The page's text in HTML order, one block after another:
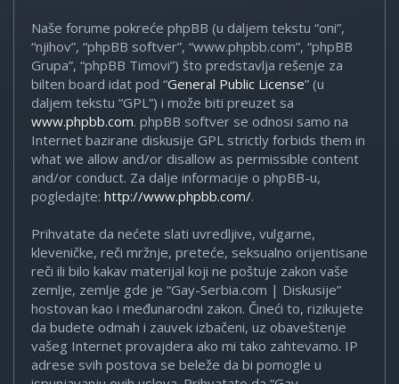
Naše forume pokreće phpBB (u daljem tekstu “oni”,
“njihov”, “phpBB softver”, “www.phpbb.com”, “phpBB
Grupa”, “phpBB Timovi”) što predstavlja rešenje za
bilten board idat pod “General Public License” (u
daljem tekstu “GPL”) i može biti preuzet sa
www.phpbb.com. phpBB softver se odnosi samo na
Internet bazirane diskusije GPL strictly forbids them in
what we allow and/or disallow as permissible content
and/or conduct. Za dalje informacije o phpBB-u,
pogledajte: http://www.phpbb.com/.
Prihvatate da nećete slati uvredljive, vulgarne,
kleveničke, reči mržnje, preteće, seksualno orijentisane
reči ili bilo kakav materijal koji ne poštuje zakon vaše
zemlje, zemlje gde je “Gay-Serbia.com | Diskusije”
hostovan kao i međunarodni zakon. Čineći to, rizikujete
da budete odmah i zauvek izbačeni, uz obaveštenje
vašeg Internet provajdera ako mi tako zahtevamo. IP
adrese svih postova se beleže da bi pomogle u